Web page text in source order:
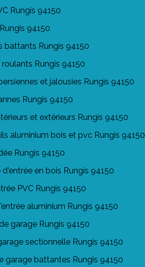
Rungis 94150
94150
battants Rungis 94150
Rungis 94150
et jalousies Rungis 94150
Rungis 94150
et extérieurs Rungis 94150
aluminium bois et pvc Rungis 94150
Rungis 94150
en bois Rungis 94150
PVC Rungis 94150
aluminium Rungis 94150
garage Rungis 94150
sectionnelle Rungis 94150
garage battantes Rungis 94150